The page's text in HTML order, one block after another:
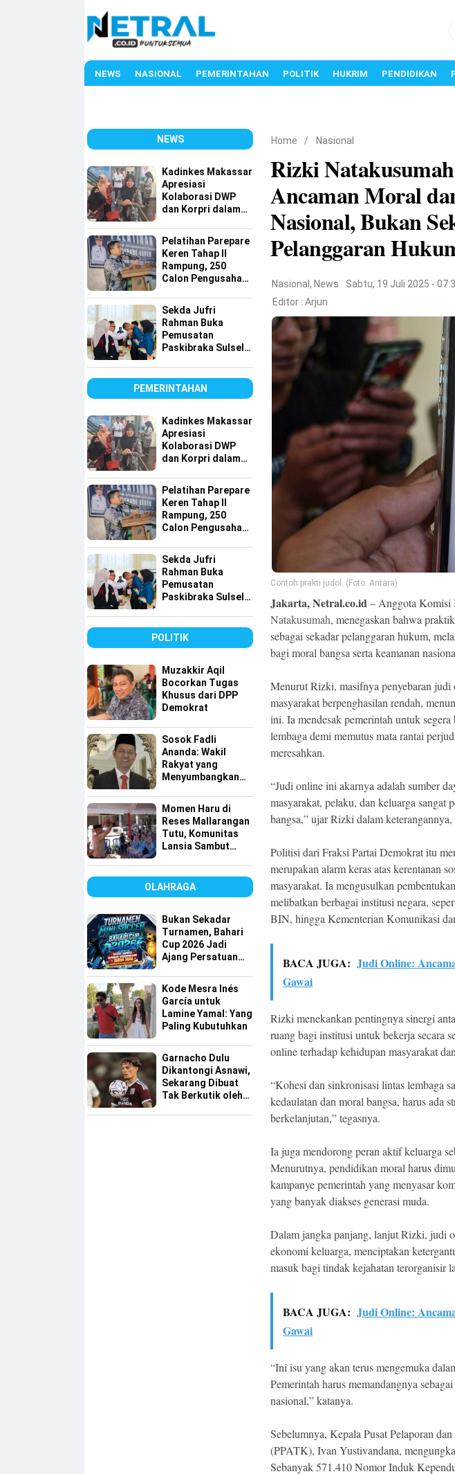
NEWS NASIONAL PEMERINTAHAN POLITIK HUKRIM PENDIDIKAN
NEWS
Kadinkes Makassar
Apresiasi
Kolaborasi DWP
dan Korpri dalam
Pelatihan Parepare
Keren Tahap II
Rampung, 250
Calon Pengusaha
Sekda Jufri
Rahman Buka
Pemusatan
Paskibraka Sulsel,
PEMERINTAHAN
Kadinkes Makassar
Apresiasi
Kolaborasi DWP
dan Korpri dalam
Pelatihan Parepare
Keren Tahap II
Rampung, 250
Calon Pengusaha
Sekda Jufri
Rahman Buka
Pemusatan
Paskibraka Sulsel,
POLITIK
Muzakkir Aqil
Bocorkan Tugas
Khusus dari DPP
Demokrat
Sosok Fadli
Ananda: Wakil
Rakyat yang
Menyumbangkan
Kurang Mampu
Momen Haru di
Reses Mallarangan
Tutu, Komunitas
Lansia Sambut
OLAHRAGA
Bukan Sekadar
Turnamen, Bahari
Cup 2026 Jadi
Ajang Persatuan
Sinjai
Kode Mesra Inés
García untuk
Lamine Yamal: Yang
Paling Kubutuhkan
Garnacho Dulu
Dikantongi Asnawi,
Sekarang Dibuat
Tak Berkutik oleh
Home / Nasional
Rizki
Ancaman Moral
Nasional, Bukan
Pelanggaran
Nasional, News
Sabtu, 19 Juli 2025 -
Editor :Arjun
Contoh prakti judol. (Foto: Antara)
Jakarta, Netral.co.id– Anggota
Natakusumah, menegaskan bahwa praktik
sebagai sekadar pelanggaran hukum,
bagi moral bangsa serta keamanan
Menurut Rizki, masifnya penyebaran
masyarakat berpenghasilan rendah,
ini. Ia mendesak pemerintah untuk
lembaga demi memutus mata rantai
meresahkan.
“Judi online ini akarnya adalah sumber
masyarakat, pelaku, dan keluarga sangat
bangsa,” ujar Rizki dalam
Politisi dari Fraksi Partai Demokrat itu
merupakan alarm keras atas kerentanan
masyarakat. Ia mengusulkan
melibatkan berbagai institusi negara,
BIN, hingga Kementerian Komunikasi
BACA JUGA: Judi Online:
Gawai
Rizki menekankan pentingnya sinergi
ruang bagi institusi untuk bekerja secara
online terhadap kehidupan masyarakat
“Kohesi dan sinkronisasi lintas lembaga
kedaulatan dan moral bangsa, harus ada
berkelanjutan,” tegasnya.
Ia juga mendorong peran aktif keluarga
Menurutnya, pendidikan moral harus
kampanye pemerintah yang menyasar
yang banyak diakses generasi muda.
Dalam jangka panjang, lanjut Rizki, judi
ekonomi keluarga, menciptakan
masuk bagi tindak kejahatan terorganisir
BACA JUGA: Judi Online:
Gawai
“Ini isu yang akan terus mengemuka
Pemerintah harus memandangnya
nasional,” katanya.
Sebelumnya, Kepala Pusat Pelaporan
(PPATK), Ivan Yustivandana,
Sebanyak 571.410 Nomor Induk